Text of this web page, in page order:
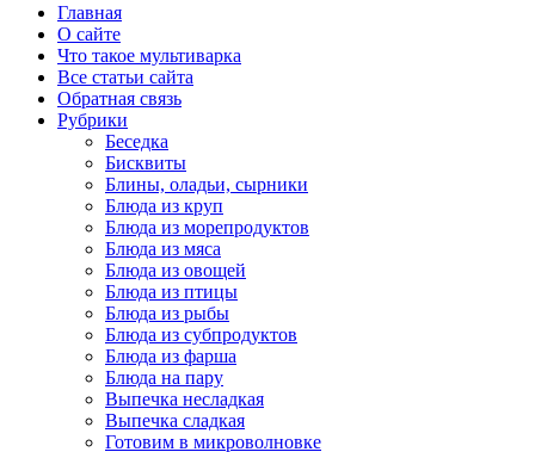
Главная
О сайте
Что такое мультиварка
Все статьи сайта
Обратная связь
Рубрики
Беседка
Бисквиты
Блины, оладьи, сырники
Блюда из круп
Блюда из морепродуктов
Блюда из мяса
Блюда из овощей
Блюда из птицы
Блюда из рыбы
Блюда из субпродуктов
Блюда из фарша
Блюда на пару
Выпечка несладкая
Выпечка сладкая
Готовим в микроволновке